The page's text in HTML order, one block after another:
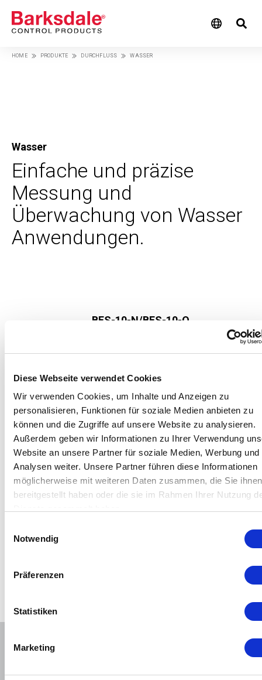
Diese Webseite verwendet Cookies
Wir verwenden Cookies, um Inhalte und Anzeigen zu
personalisieren, Funktionen für soziale Medien anbieten zu
können und die Zugriffe auf unsere Website zu analysieren.
Außerdem geben wir Informationen zu Ihrer Verwendung
Website an unsere Partner für soziale Medien, Werbung und
Analysen weiter. Unsere Partner führen diese Informationen
möglicherweise mit weiteren Daten zusammen, die Sie ihnen
bereitgestellt haben oder die sie im Rahmen Ihrer Nutzung
Notwendig
Präferenzen
Statistiken
Marketing
SkipHOME PRODUKTE DURCHFLUSS WASSER
Wasser
Einfache und präzise
Messung und
Überwachung von Wasser
Anwendungen.
BFS-10-N/BFS-10-O
Unser BFS-10-N/BFS-10-O Strömungswächt...
Image BFS-40-N-O / BFS-40-O
Strömungswächter mit und ohne
optische Anzeige
0,2...4,0 l/min bis 35...250 l/min
Mehr
Bleiben Sie mit uns in Kontakt